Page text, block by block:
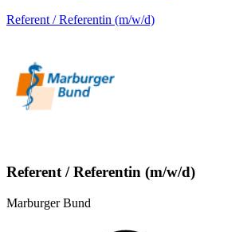
Referent / Referentin (m/w/d)
Referent / Referentin (m/w/d)
Marburger Bund